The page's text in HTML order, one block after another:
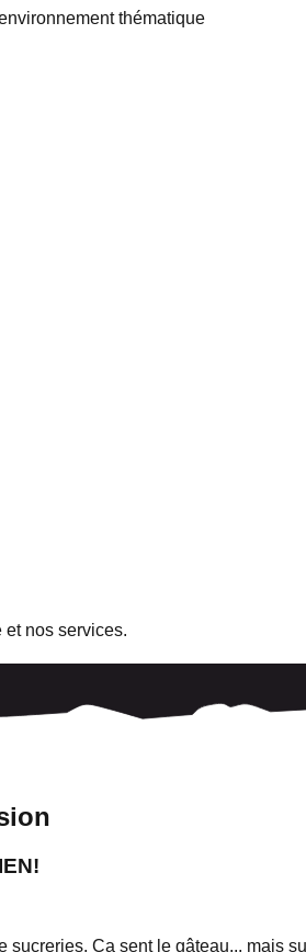
nos services.
sucreries. Ça sent le gâteau... mais